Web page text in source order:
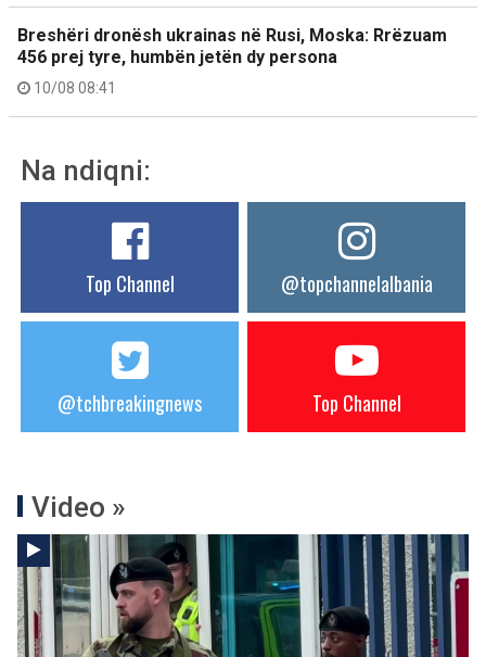
Breshëri dronësh ukrainas në Rusi, Moska: Rrëzuam
456 prej tyre, humbën jetën dy persona
10/08 08:41
Na ndiqni:
Top Channel @topchannelalbania
@tchbreakingnews Top Channel
Video »